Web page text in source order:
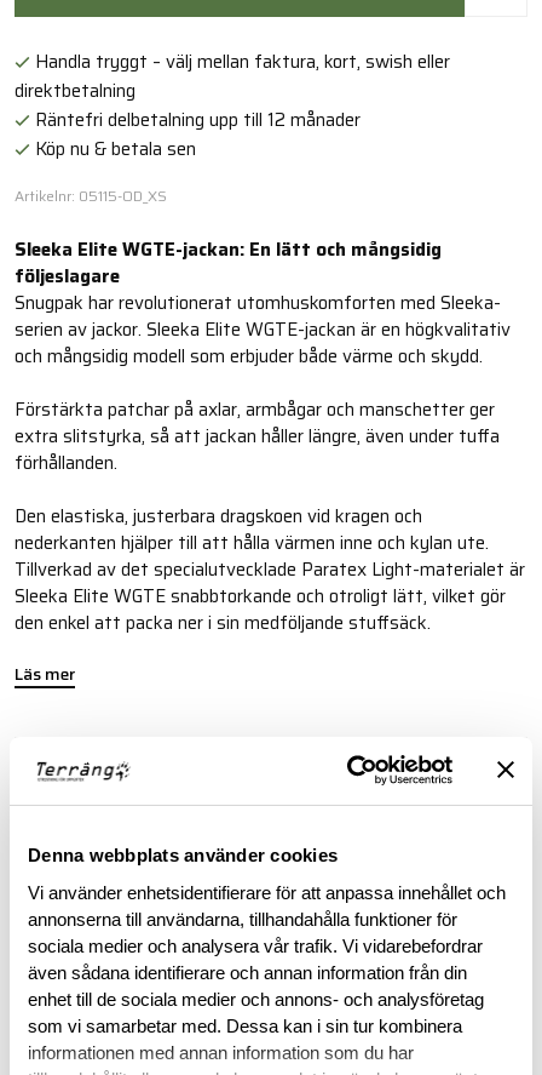
Denna webbplats använder cookies
Vi använder enhetsidentifierare för att anpassa innehållet och
annonserna till användarna, tillhandahålla funktioner för
sociala medier och analysera vår trafik. Vi vidarebefordrar
även sådana identifierare och annan information från din
enhet till de sociala medier och annons- och analysföretag
som vi samarbetar med. Dessa kan i sin tur kombinera
informationen med annan information som du har
Handla tryggt – välj mellan faktura, kort, swish eller
direktbetalning
Räntefri delbetalning upp till 12 månader
Köp nu & betala sen
Artikelnr: 05115-OD_XS
Sleeka Elite WGTE-jackan: En lätt och mångsidig
följeslagare
Snugpak har revolutionerat utomhuskomforten med Sleeka-
serien av jackor. Sleeka Elite WGTE-jackan är en högkvalitativ
och mångsidig modell som erbjuder både värme och skydd.
Förstärkta patchar på axlar, armbågar och manschetter ger
extra slitstyrka, så att jackan håller längre, även under tuffa
förhållanden.
Den elastiska, justerbara dragskoen vid kragen och
nederkanten hjälper till att hålla värmen inne och kylan ute.
Tillverkad av det specialutvecklade Paratex Light-materialet är
Sleeka Elite WGTE snabbtorkande och otroligt lätt, vilket gör
den enkel att packa ner i sin medföljande stuffsäck.
Läs mer
BESKRIVNING
RECENSIONER
OM VARUMÄRKET
RELATERADE PRODUKTER